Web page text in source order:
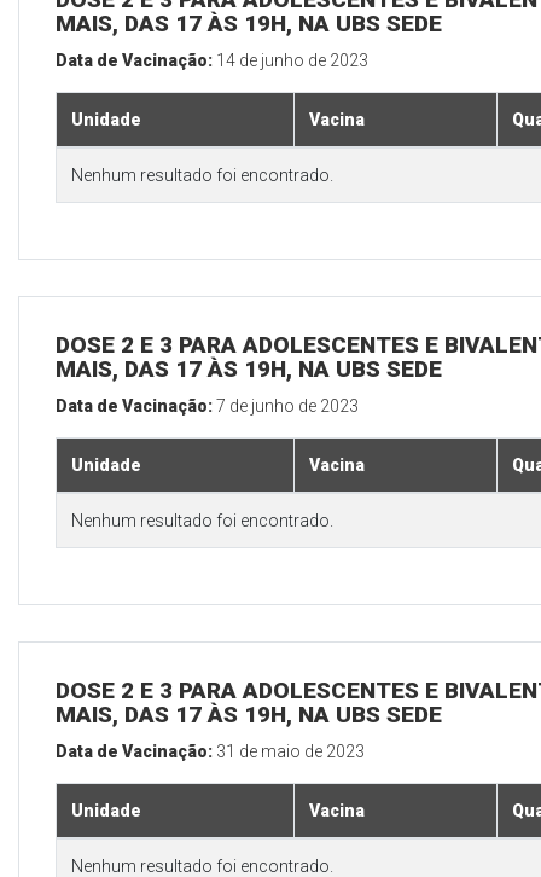
MAIS, DAS 17 ÀS 19H, NA UBS SEDE
Data de Vacinação: 14 de junho de 2023
Unidade Vacina
Nenhum resultado foi encontrado.
DOSE 2 E 3 PARA ADOLESCENTES E
MAIS, DAS 17 ÀS 19H, NA UBS SEDE
Data de Vacinação:7 de junho de 2023
Unidade Vacina
Nenhum resultado foi encontrado.
DOSE 2 E 3 PARA ADOLESCENTES E
MAIS, DAS 17 ÀS 19H, NA UBS SEDE
Data de Vacinação: 31 de maio de 2023
Unidade Vacina
Nenhum resultado foi encontrado.